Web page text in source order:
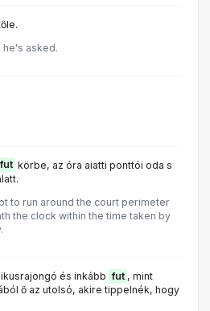
he's asked.
fut körbe, az óra aiatti ponttói oda s
to run around the court perimeter
the clock within the time taken by
és inkább fut , mint
ő az utolsó, akire tippelnék, hogy